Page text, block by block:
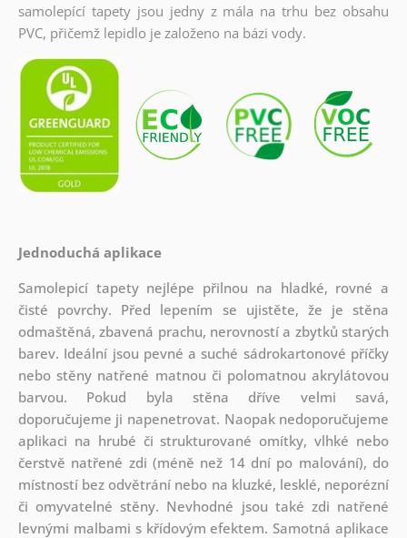
samolepící tapety jsou jedny z mála na trhu bez obsahu
PVC, přičemž lepidlo je založeno na bázi vody.
Jednoduchá aplikace
Samolepicí tapety nejlépe přilnou na hladké, rovné a
čisté povrchy. Před lepením se ujistěte, že je stěna
odmaštěná, zbavená prachu, nerovností a zbytků starých
barev. Ideální jsou pevné a suché sádrokartonové příčky
nebo stěny natřené matnou či polomatnou akrylátovou
barvou. Pokud byla stěna dříve velmi savá,
doporučujeme ji napenetrovat. Naopak nedoporučujeme
aplikaci na hrubé či strukturované omítky, vlhké nebo
čerstvě natřené zdi (méně než 14 dní po malování), do
místností bez odvětrání nebo na kluzké, lesklé, neporézní
či omyvatelné stěny. Nevhodné jsou také zdi natřené
levnými malbami s křídovým efektem. Samotná aplikace